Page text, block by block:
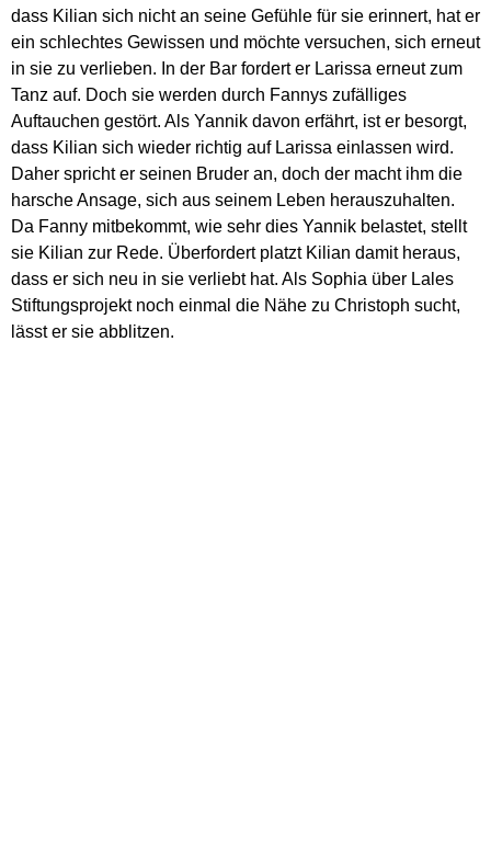
dass Kilian sich nicht an seine Gefühle für sie erinnert, hat er
ein schlechtes Gewissen und möchte versuchen, sich erneut
in sie zu verlieben. In der Bar fordert er Larissa erneut zum
Tanz auf. Doch sie werden durch Fannys zufälliges
Auftauchen gestört. Als Yannik davon erfährt, ist er besorgt,
dass Kilian sich wieder richtig auf Larissa einlassen wird.
Daher spricht er seinen Bruder an, doch der macht ihm die
harsche Ansage, sich aus seinem Leben herauszuhalten.
Da Fanny mitbekommt, wie sehr dies Yannik belastet, stellt
sie Kilian zur Rede. Überfordert platzt Kilian damit heraus,
dass er sich neu in sie verliebt hat. Als Sophia über Lales
Stiftungsprojekt noch einmal die Nähe zu Christoph sucht,
lässt er sie abblitzen.